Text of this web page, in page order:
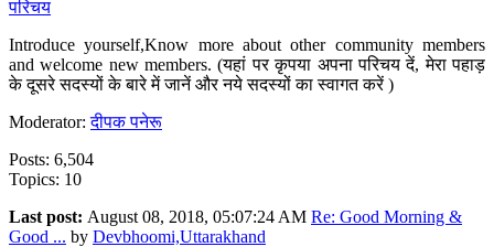
परिचय
Introduce yourself,Know more about other community members
and welcome new members. (यहां पर कृपया अपना परिचय दें, मेरा पहाड़
के दूसरे सदस्यों के बारे में जानें और नये सदस्यों का स्वागत करें )
Moderator:दीपक पनेरू
Posts: 6,504
Topics: 10
Last post: August 08, 2018, 05:07:24 AM Re: Good Morning &
Good ... by Devbhoomi,Uttarakhand